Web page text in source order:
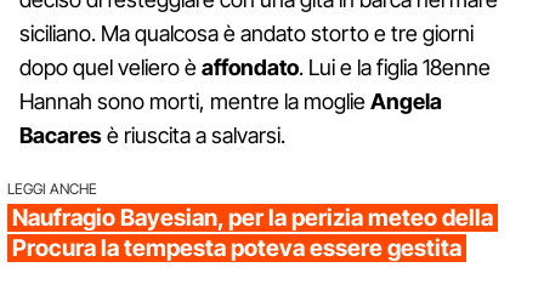
siciliano. Ma qualcosa è andato storto e tre giorni
dopo quel veliero èaffondato. Lui e la figlia 18enne
Hannah sono morti, mentre la moglieAngela
Bacaresè riuscita a salvarsi.
LEGGI ANCHE
Naufragio Bayesian, per la perizia meteo della
Procura la tempesta poteva essere gestita